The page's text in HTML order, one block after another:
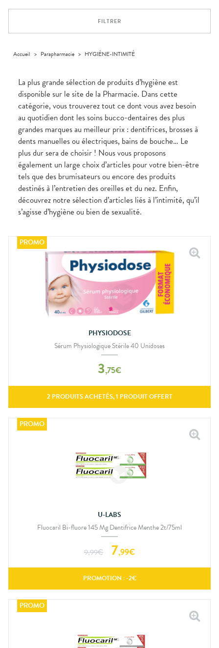
pharmacie
Solaire
PHARMACIES
APPLICATION
FILTRER
Accueil > Parapharmacie > HYGIÈNE-INTIMITÉ
La plus grande sélection de produits d’hygiène est
disponible sur le site de la Pharmacie. Dans cette
catégorie, vous trouverez tout ce dont vous avez besoin
au quotidien dont les soins bucco-dentaires des plus
grandes marques au meilleur prix : dentifrices, brosses à
dents manuelles ou électriques, bains de bouche… Le
plus dur sera de choisir ! Nous vous proposons
également un large choix d’articles pour votre bien-être
tels que des brumisateurs ou encore des produits
destinés à l’entretien des oreilles et du nez. Enfin,
découvrez notre sélection d’articles liés à l’intimité, qu’il
s’agisse d’hygiène ou bien de sexualité.
PHYSIODOSE
Sérum Physiologique Stérile 40 Unidoses
3,75€
2 PRODUITSACHETÉS,1 PRODUIT OFFERT
U-LABS
Fluocaril Bi-fluore 145 Mg Dentifrice Menthe 2t/75ml
9,99€ 7,99€
PROMOTION : -2€